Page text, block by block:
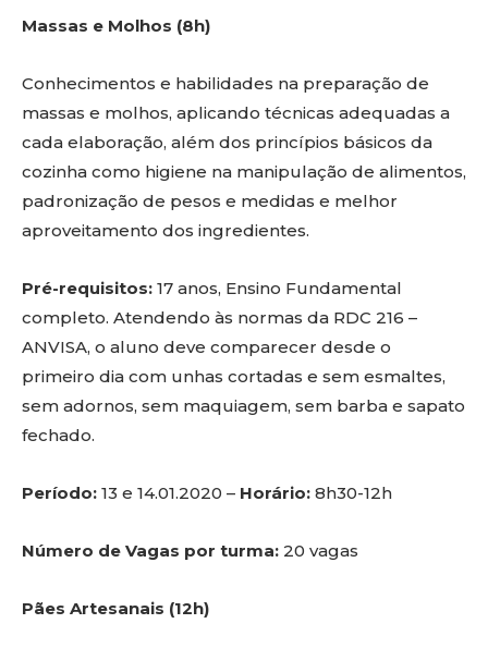
Massas e Molhos (8h)
Conhecimentos e habilidades na preparação de
massas e molhos, aplicando técnicas adequadas a
cada elaboração, além dos princípios básicos da
cozinha como higiene na manipulação de alimentos,
padronização de pesos e medidas e melhor
aproveitamento dos ingredientes.
Pré-requisitos: 17 anos, Ensino Fundamental
completo. Atendendo às normas da RDC 216 –
ANVISA, o aluno deve comparecer desde o
primeiro dia com unhas cortadas e sem esmaltes,
sem adornos, sem maquiagem, sem barba e sapato
fechado.
Período: 13 e 14.01.2020 – Horário: 8h30-12h
Número de Vagas por turma: 20 vagas
Pães Artesanais (12h)